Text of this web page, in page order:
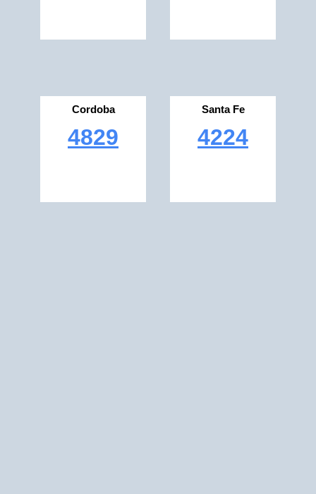
Cordoba
4829
Santa Fe
4224